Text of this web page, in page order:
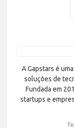
A Gapstars é
soluções de
Fundada em
startups e